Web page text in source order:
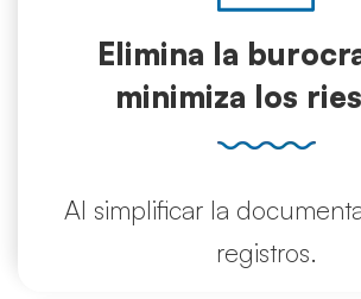
Elimina la
minimiza los
Al simplificar la
registros.